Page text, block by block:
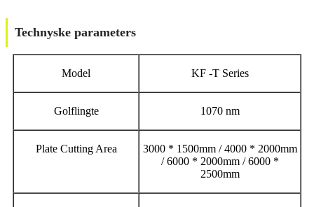
Technyske parameters
Model KF -T Series
Golflingte 1070 nm
Plate Cutting Area
3000 * 1500mm / 4000 * 2000mm
/ 6000 * 2000mm / 6000 *
2500mm